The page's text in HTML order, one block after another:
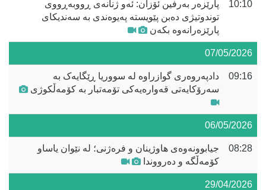
10:10
پارێزەر بەرفین ئۆزان: ئەو ژنانەی ڕووبەڕووی
توندوتیژی دەبن پێویستە پەیوەندی بە سەندیکای
پارێزەرانەوە بکەن
07/05/2026
09:16
دادپەروەری گوازراوە لە سووریا ڕێگایەک بە
سەرۆکایەتی قەوارەیەکی تۆمەتبار بە کۆمەڵکوژی
06/05/2026
08:28
جیابوونەوەی هاوژینان و فرەژنی؛ لە نێوان یاساو
کۆمەڵگە و دەرووندا
29/04/2026